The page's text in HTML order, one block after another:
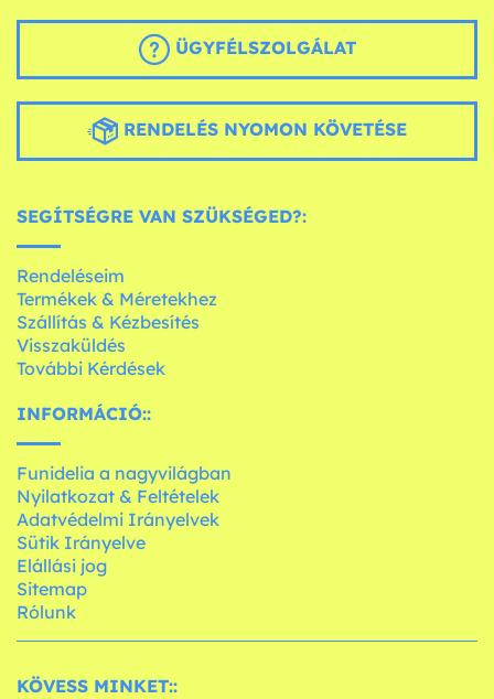
ÜGYFÉLSZOLGÁLAT
RENDELÉS NYOMON KÖVETÉSE
SEGÍTSÉGRE VAN SZÜKSÉGED?:
Rendeléseim
Termékek & Méretekhez
Szállítás & Kézbesítés
Visszaküldés
További Kérdések
INFORMÁCIÓ::
Funidelia a nagyvilágban
Nyilatkozat & Feltételek
Adatvédelmi Irányelvek
Sütik Irányelve
Elállási jog
Sitemap
Rólunk
KÖVESS MINKET::